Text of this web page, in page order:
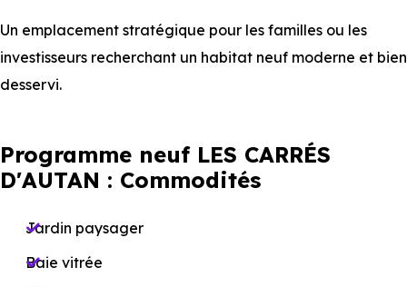
Un emplacement stratégique pour les familles ou les
investisseurs recherchant un habitat neuf moderne et bien
desservi.
Programme neuf LES CARRÉS
D'AUTAN : Commodités
Jardin paysager
Baie vitrée